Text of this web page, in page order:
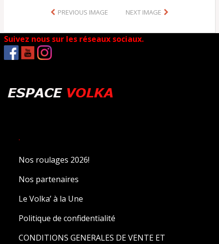
PREVIOUS IMAGE NEXT IMAGE
Suivez nous sur les réseaux sociaux.
.
Nos roulages 2026!
Nos partenaires
Le Volka’ à la Une
Politique de confidentialité
CONDITIONS GENERALES DE VENTE ET